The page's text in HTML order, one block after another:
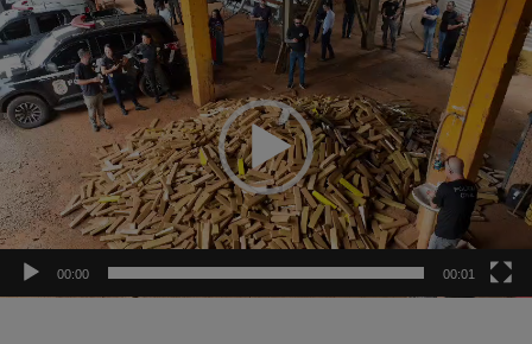
Tocador
de
vídeo
00:00 00:01